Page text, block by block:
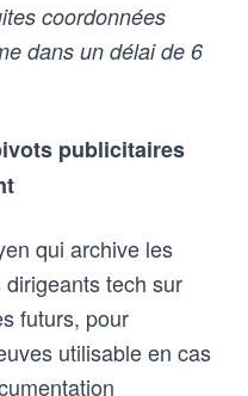
coordonnées
dans un délai de 6
publicitaires
qui archive les
tech sur
futurs, pour
utilisable en cas